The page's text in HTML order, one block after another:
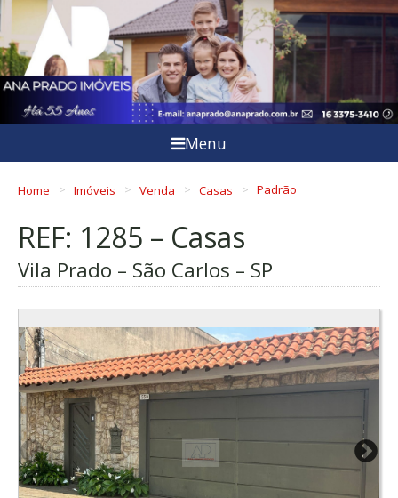
Menu
Home Imóveis Venda Casas Padrão
REF: 1285 – Casas
Vila Prado – São Carlos – SP